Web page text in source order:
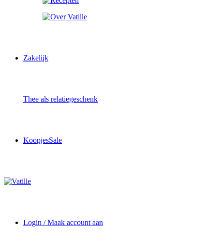
Zakelijk
Thee als relatiegeschenk
KoopjesSale
Login / Maak account aan